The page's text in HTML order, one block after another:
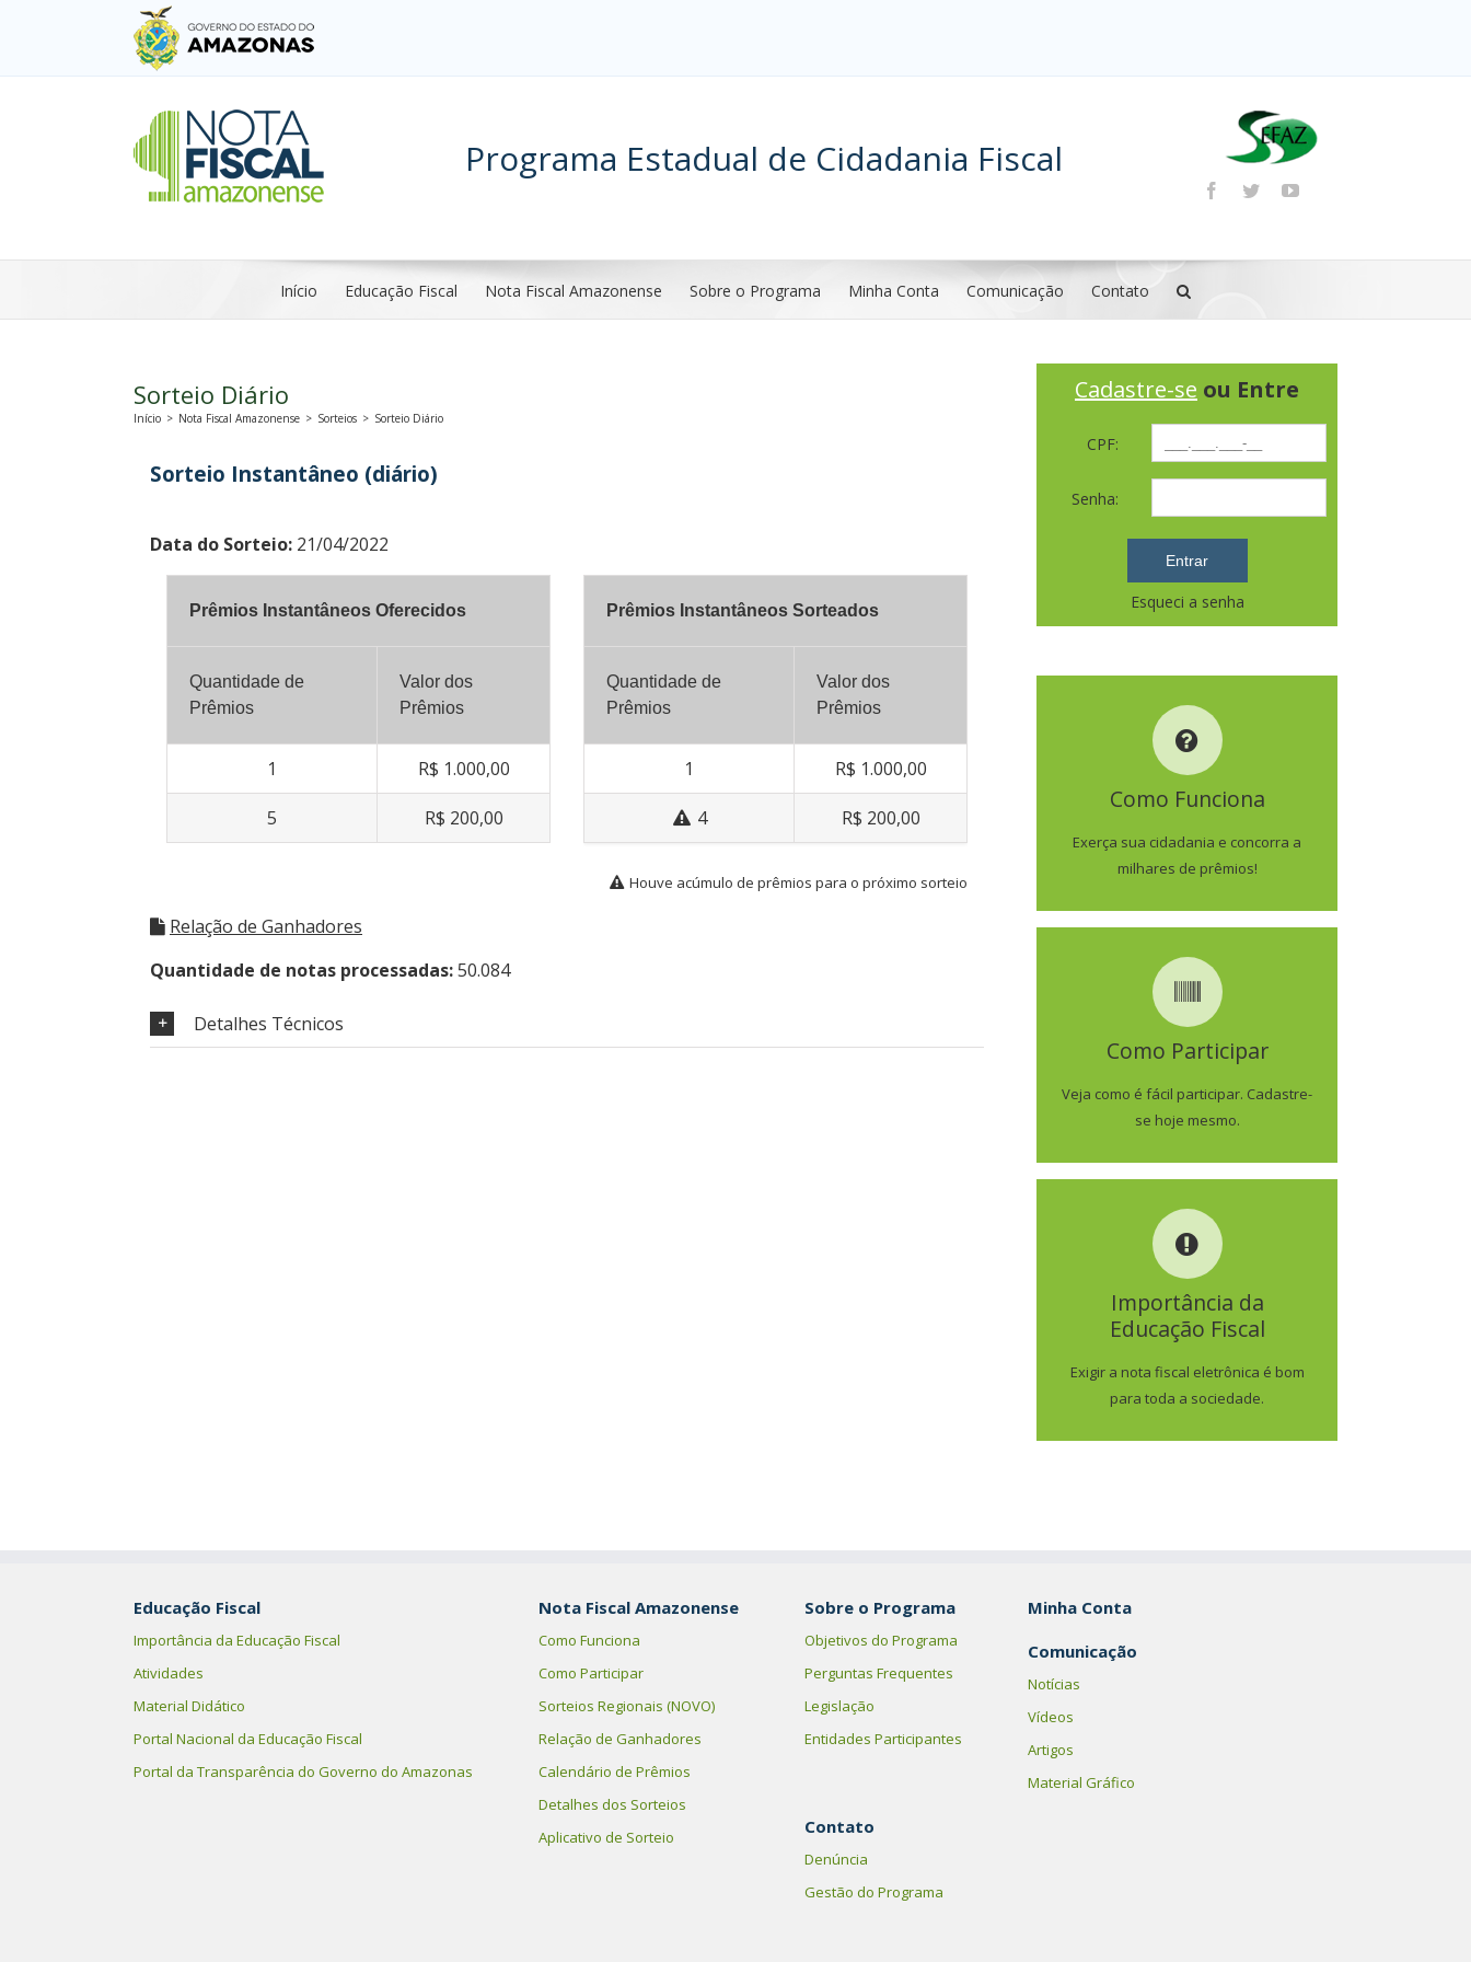
Programa Estadual de Cidadania Fiscal
Início Educação Fiscal Nota Fiscal Amazonense Sobre o Programa Minha Conta Comunicação Contato
Sorteio Diário
Início > Nota Fiscal Amazonense > Sorteios > Sorteio Diário
Sorteio Instantâneo (diário)
Data do Sorteio: 21/04/2022
Prêmios Instantâneos Oferecidos
Quantidade de
Prêmios
Valor dos
Prêmios
1 R$ 1.000,00
5 R$ 200,00
Prêmios Instantâneos Sorteados
Quantidade de
Prêmios
Valor dos
Prêmios
1 R$ 1.000,00
4 R$ 200,00
Houve acúmulo de prêmios para o próximo sorteio
Relação de Ganhadores
Quantidade de notas processadas:50.084
Detalhes Técnicos
Cadastre-se ou Entre
CPF:
Senha:
Esqueci a senha
Como Funciona
Exerça sua cidadania e concorra a
milhares de prêmios!
COMO FUNCIONA
Como Participar
Veja como é fácil participar. Cadastre-
se hoje mesmo.
COMO PARTICIPAR
Importância da
Educação Fiscal
Exigir a nota fiscal eletrônica é bom
para toda a sociedade.
IMPORTÂNCIA DA
SAIBA MAIS
Educação Fiscal
Importância da Educação Fiscal
Atividades
Material Didático
Portal Nacional da Educação Fiscal
Portal da Transparência do Governo do Amazonas
Nota Fiscal Amazonense
Como Funciona
Como Participar
Sorteios Regionais (NOVO)
Relação de Ganhadores
Calendário de Prêmios
Detalhes dos Sorteios
Aplicativo de Sorteio
Sobre o Programa
Objetivos do Programa
Perguntas Frequentes
Legislação
Entidades Participantes
Minha Conta
Comunicação
Notícias
Vídeos
Artigos
Material Gráfico
Contato
Denúncia
Gestão do Programa